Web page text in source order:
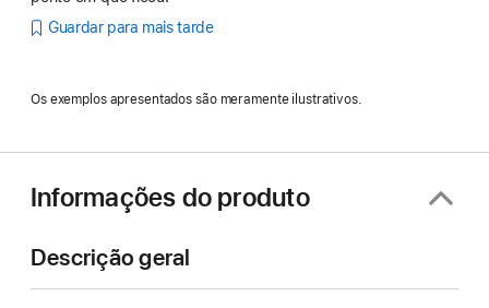
Guardar para mais tarde
Os exemplos apresentados são meramente ilustrativos.
Informações do produto
Descrição geral